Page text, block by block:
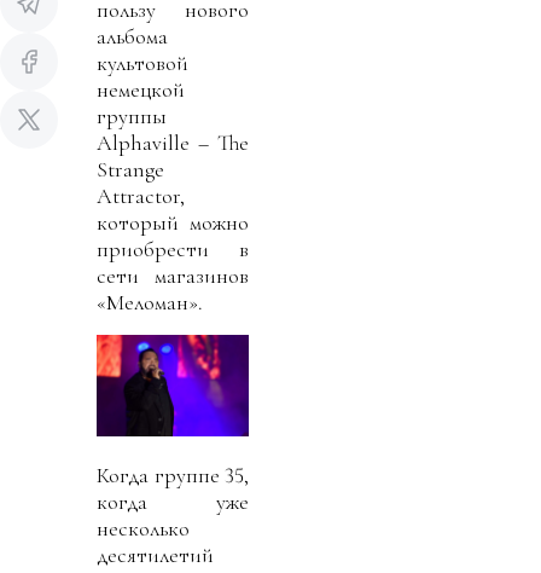
пользу нового
альбома
культовой
немецкой
группы
Alphaville – The
Strange
Attractor,
который можно
приобрести в
сети магазинов
«Меломан».
Когда группе 35,
когда уже
несколько
десятилетий